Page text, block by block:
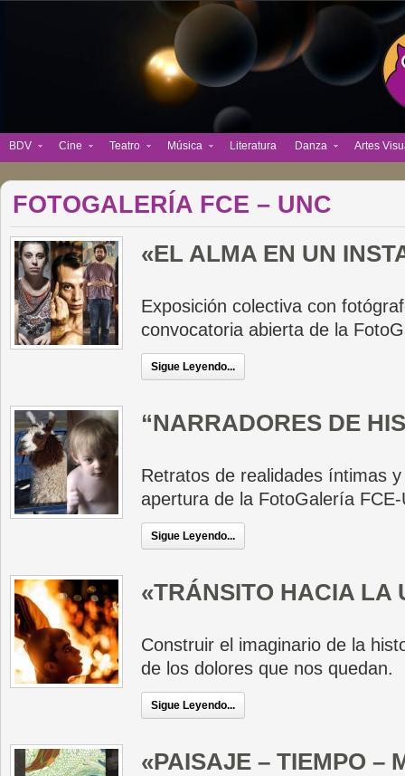
BDV Cine Teatro Música Literatura Danza Artes
FOTOGALERÍA FCE – UNC
«EL ALMA EN UN
Exposición colectiva con
convocatoria abierta de la
Sigue Leyendo...
“NARRADORES DE
Retratos de realidades íntimas
apertura de la FotoGalería FCE-
Sigue Leyendo...
«TRÁNSITO HACIA LA
Construir el imaginario de la
de los dolores que nos quedan.
Sigue Leyendo...
«PAISAJE – TIEMPO –